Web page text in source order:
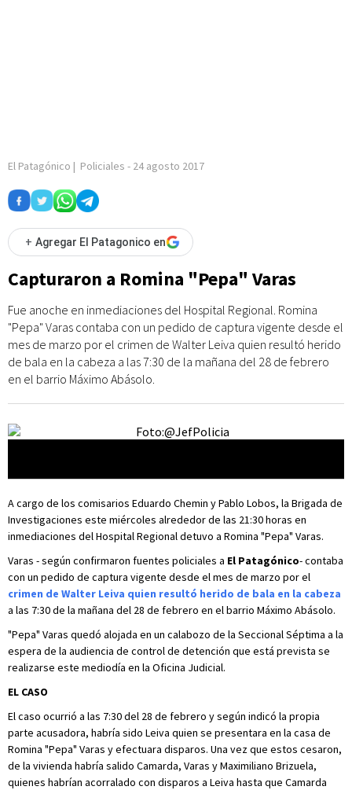
El Patagónico | Policiales - 24 agosto 2017
+ Agregar El Patagonico en
Capturaron a Romina "Pepa" Varas
Fue anoche en inmediaciones del Hospital Regional. Romina
"Pepa" Varas contaba con un pedido de captura vigente desde el
mes de marzo por el crimen de Walter Leiva quien resultó herido
de bala en la cabeza a las 7:30 de la mañana del 28 de febrero
en el barrio Máximo Abásolo.
A cargo de los comisarios Eduardo Chemin y Pablo Lobos, la Brigada de
Investigaciones este miércoles alrededor de las 21:30 horas en
inmediaciones del Hospital Regional detuvo a Romina "Pepa" Varas.
Varas - según confirmaron fuentes policiales a El Patagónico- contaba
con un pedido de captura vigente desde el mes de marzo por el
crimen de Walter Leiva quien resultó herido de bala en la cabeza
a las 7:30 de la mañana del 28 de febrero en el barrio Máximo Abásolo.
"Pepa" Varas quedó alojada en un calabozo de la Seccional Séptima a la
espera de la audiencia de control de detención que está prevista se
realizarse este mediodía en la Oficina Judicial.
EL CASO
El caso ocurrió a las 7:30 del 28 de febrero y según indicó la propia
parte acusadora, habría sido Leiva quien se presentara en la casa de
Romina "Pepa" Varas y efectuara disparos. Una vez que estos cesaron,
de la vivienda habría salido Camarda, Varas y Maximiliano Brizuela,
quienes habrían acorralado con disparos a Leiva hasta que Camarda